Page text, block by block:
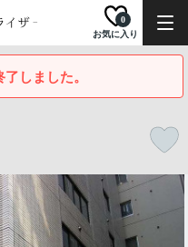
お気に入り
0
しました。